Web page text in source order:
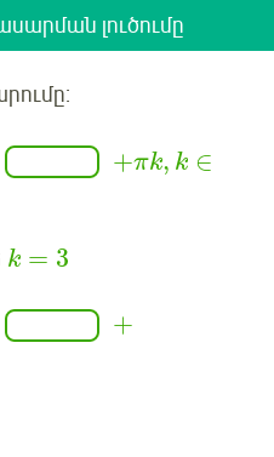
լուծումը
+πk, k ∈
k = 3
+